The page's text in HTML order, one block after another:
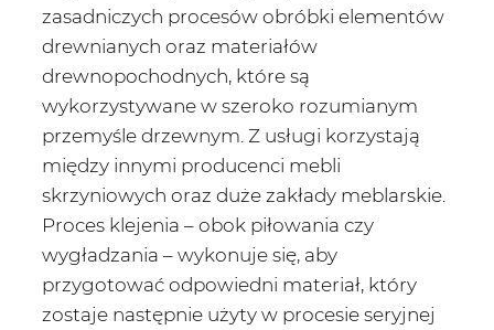
zasadniczych procesów obróbki elementów
drewnianych oraz materiałów
drewnopochodnych, które są
wykorzystywane w szeroko rozumianym
przemyśle drzewnym. Z usługi korzystają
między innymi producenci mebli
skrzyniowych oraz duże zakłady meblarskie.
Proces klejenia – obok piłowania czy
wygładzania – wykonuje się, aby
przygotować odpowiedni materiał, który
zostaje następnie użyty w procesie seryjnej